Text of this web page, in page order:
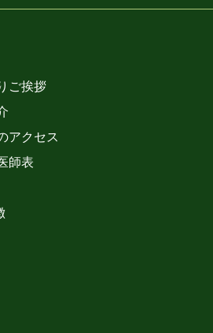
ご挨拶
アクセス
師表